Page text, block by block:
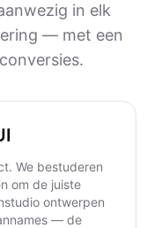
in elk
— met een
We bestuderen
om de juiste
ontwerpen
— de